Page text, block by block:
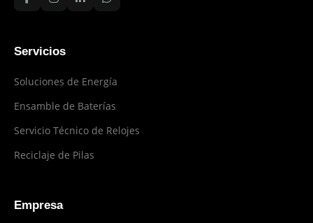
Servicios
Soluciones de Energía
Ensamble de Baterías
Servicio Técnico de Relojes
Reciclaje de Pilas
Empresa